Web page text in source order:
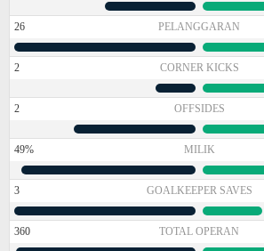
26 PELANGGARAN
2 CORNER KICKS
2 OFFSIDES
49% MILIK
3 GOALKEEPER SAVES
360 TOTAL OPERAN